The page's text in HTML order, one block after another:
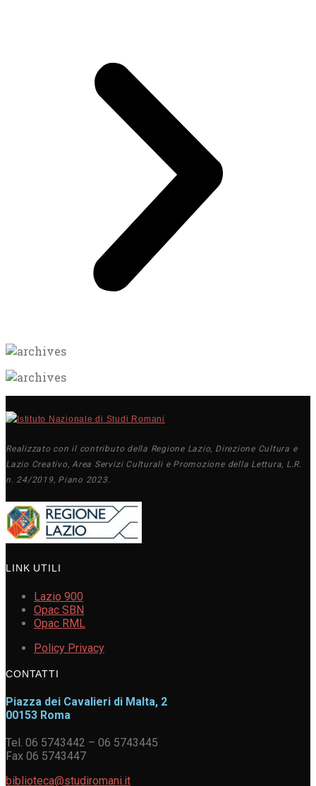
Realizzato con il contributo della Regione Lazio, Direzione Cultura e
Lazio Creativo, Area Servizi Culturali e Promozione della Lettura, L.R.
n. 24/2019, Piano 2023.
LINK UTILI
Lazio 900
Opac SBN
Opac RML
Policy Privacy
CONTATTI
Piazza dei Cavalieri di Malta, 2
00153 Roma
Tel. 06 5743442 – 06 5743445
Fax 06 5743447
biblioteca@studiromani.it